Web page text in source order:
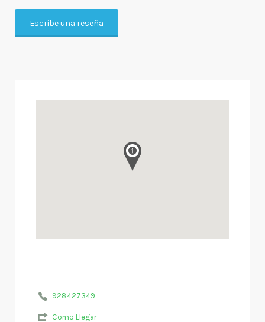
Escribe una reseña
928427349
Como Llegar